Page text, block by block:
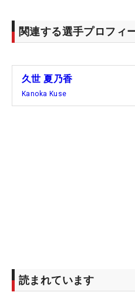
となしめに見える21歳も
「経験はだいぶ生きてい
た。トップにいるという
は自信になりました。今
ていきたい」。勝ってか
関連する選手プロフィ
久世 夏乃香
Kanoka Kuse
読まれています